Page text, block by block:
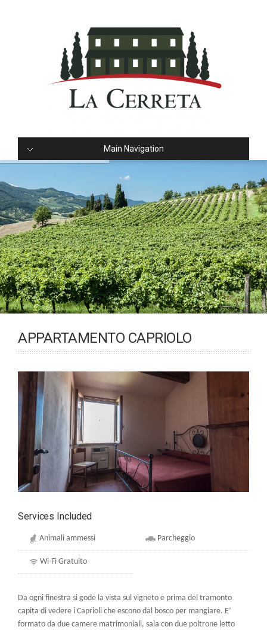
Main Navigation
APPARTAMENTO CAPRIOLO
Services Included
Animali ammessi Parcheggio
Wi-Fi Gratuito
Da ogni finestra si gode la vista sul vigneto e prima del tramonto
capita di vedere i Caprioli che escono dal bosco per mangiare. E’
formato da due camere matrimoniali, sala con due poltrone letto